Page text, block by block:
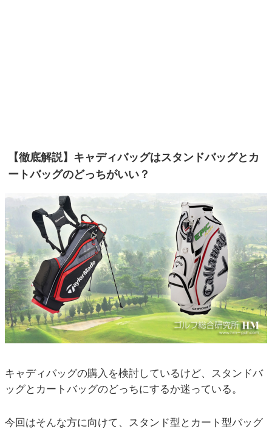
【徹底解説】キャディバッグはスタンドバッグとカ
ートバッグのどっちがいい？
キャディバッグの購入を検討しているけど、スタンドバ
ッグとカートバッグのどっちにするか迷っている。
今回はそんな方に向けて、スタンド型とカート型バッグ